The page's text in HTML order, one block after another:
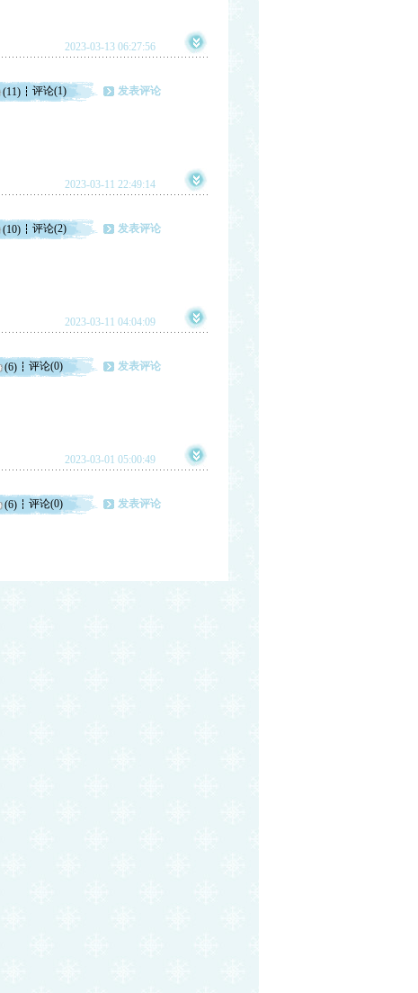
2023-03-13 06:27:56
(11) 评论(1) 发表评论
2023-03-11 22:49:14
(10) 评论(2) 发表评论
2023-03-11 04:04:09
(6) 评论(0) 发表评论
2023-03-01 05:00:49
(6) 评论(0) 发表评论